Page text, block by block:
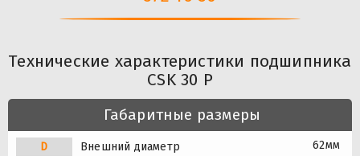
Технические характеристики подшипника
CSK 30 P
Габаритные размеры
D Внешний диаметр 62мм